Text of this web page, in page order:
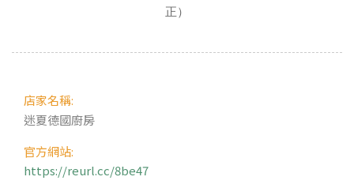
正）
店家名稱:
迷夏德國廚房
官方網站:
https://reurl.cc/8be47